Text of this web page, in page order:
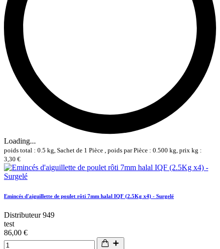
Loading...
poids total : 0.5 kg, Sachet de 1 Pièce , poids par Pièce : 0.500 kg, prix kg :
3,30 €
Emincés d'aiguillette de poulet rôti 7mm halal IQF (2.5Kg x4) - Surgelé
Distributeur 949
test
86,00 €